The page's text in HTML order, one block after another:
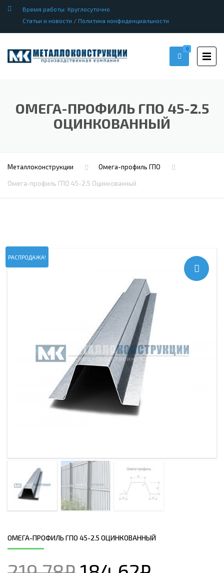
Время работы: Круглосуточно
Статьи и новости / Политика конфиденциальности
0
ОМЕГА-ПРОФИЛЬ ГПО 45-2.5
ОЦИНКОВАННЫЙ
Металлоконструкции Омега-профиль ГПО
Омега-профиль ГПО 45-2.5 Оцинкованный
РАСПРОДАЖА!
ОМЕГА-ПРОФИЛЬ ГПО 45-2.5 ОЦИНКОВАННЫЙ